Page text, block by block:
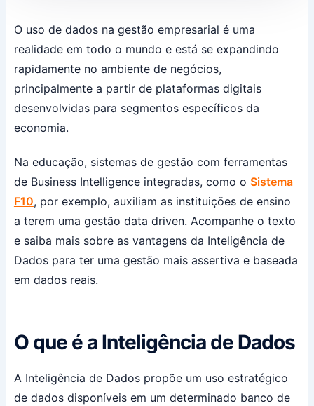
O uso de dados na gestão empresarial é uma
realidade em todo o mundo e está se expandindo
rapidamente no ambiente de negócios,
principalmente a partir de plataformas digitais
desenvolvidas para segmentos específicos da
economia.
Na educação, sistemas de gestão com ferramentas
de Business Intelligence integradas, como o Sistema
F10, por exemplo, auxiliam as instituições de ensino
a terem uma gestão data driven. Acompanhe o texto
e saiba mais sobre as vantagens da Inteligência de
Dados para ter uma gestão mais assertiva e baseada
em dados reais.
O que é a Inteligência de Dados
A Inteligência de Dados propõe um uso estratégico
de dados disponíveis em um determinado banco de